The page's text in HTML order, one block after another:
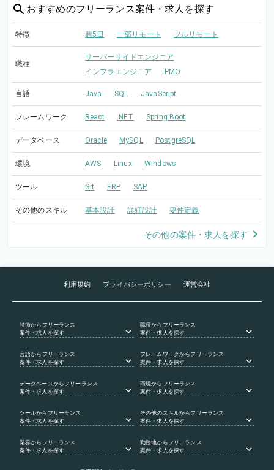
おすすめのフリーランス案件・求人を探す
特徴 週5日 一部リモート フルリモート
職種
サーバーサイドエンジニア
インフラエンジニア
PMO
言語 Java SQL JavaScript
フレームワーク React .NET Spring Boot
データベース Oracle MySQL PostgreSQL
環境 AWS Linux Windows
ツール Git ERP SAP
その他のスキル 基本設計 詳細設計 要件定義
その他の案件・求人を探す
利用規約 プライバシーポリシー 運営会社
特徴からフリーランス
案件・求人を探す
職種からフリーランス
案件・求人を探す
言語からフリーランス
案件・求人を探す
フレームワークからフリーランス
案件・求人を探す
データベース からフリーランス
案件・求人を探す
環境からフリーランス
案件・求人を探す
ツールからフリーランス
案件・求人を探す
その他のスキルからフリーランス
案件・求人を探す
業界からフリーランス
案件・求人を探す
勤務地からフリーランス
案件・求人を探す